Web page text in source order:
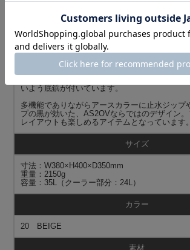
きるスペースになっていて、出し入れや収納量
ロール開閉になっています。 保冷キープ力72時
パートメントは、350mlの缶が最大30本収納可
味料を入れることができるポケットも付いて、
外し可能な仕切りが付いているため、食材や飲
て収納できます。
外装にも小物収納に便利なメッシュとジップの
いよう底鋲が付いています。
多機能でありながらアースカラーに止水ジップ
プの黒が効いた、AS2OVならではのデザイン
レイアウトも楽しめるアイテムとなっています。
サイズ
寸法：W380×H400×D350mm
重量：2150g
容量：35L（クーラー部分：24L）
カラー
20 BEIGE
素材